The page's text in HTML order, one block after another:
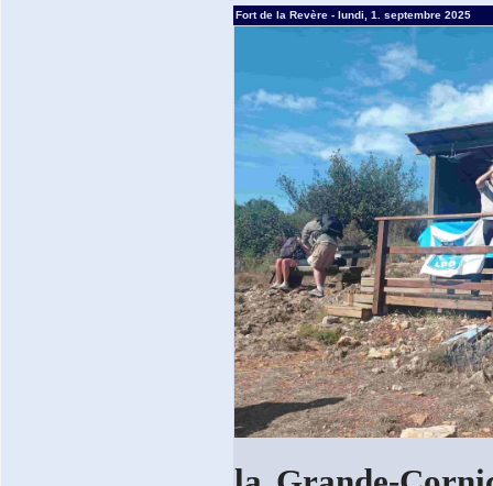
Fort de la Revère - lundi, 1. septembre 2025